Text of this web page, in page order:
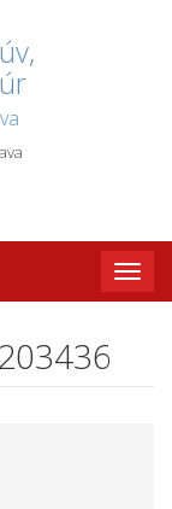
Toggle